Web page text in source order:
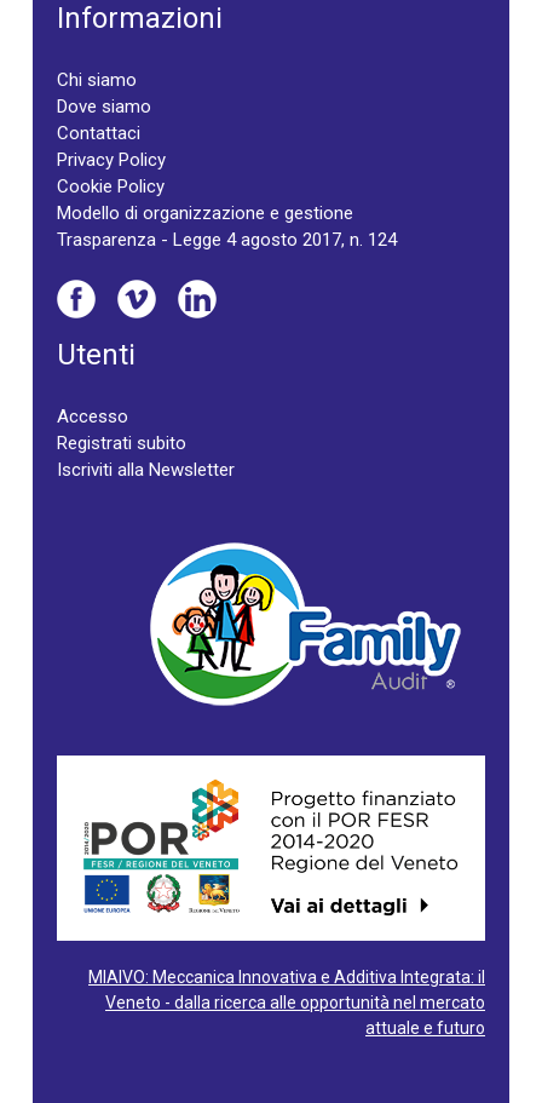
Informazioni
Chi siamo
Dove siamo
Contattaci
Privacy Policy
Cookie Policy
Modello di organizzazione e gestione
Trasparenza - Legge 4 agosto 2017, n. 124
Utenti
Accesso
Registrati subito
Iscriviti alla Newsletter
MIAIVO: Meccanica Innovativa e Additiva Integrata: il
Veneto - dalla ricerca alle opportunità nel mercato
attuale e futuro